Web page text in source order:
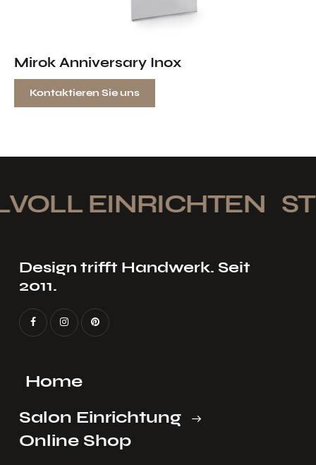
Mirok Anniversary Inox
Kontaktieren Sie uns
EINRICHTEN
Design trifft Handwerk. Seit
2011.
Home
Salon Einrichtung
Online Shop